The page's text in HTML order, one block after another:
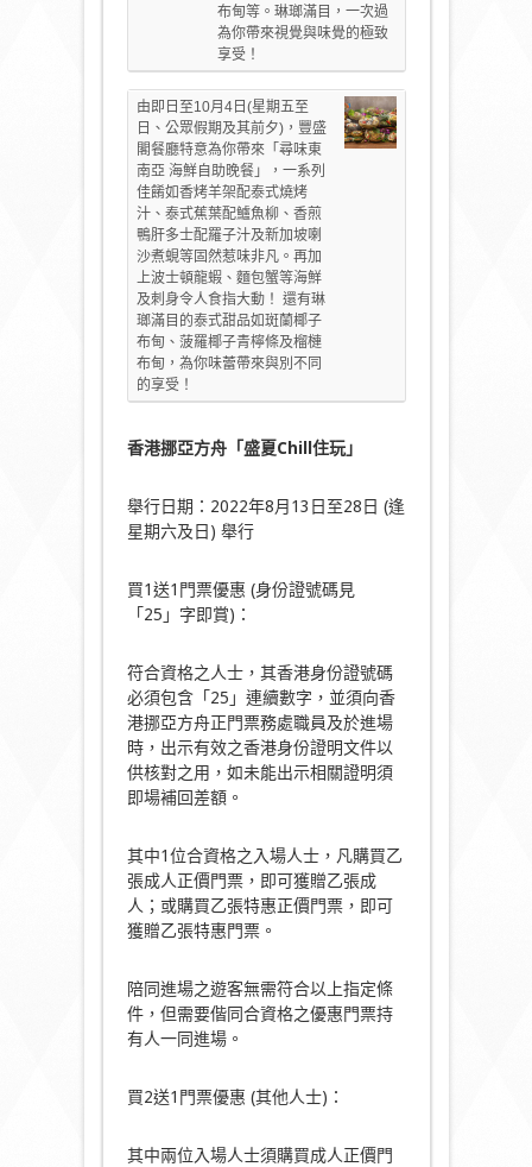
布甸等。琳瑯滿目，一次過
為你帶來視覺與味覺的極致
享受！
由即日至10月4日(星期五至
日、公眾假期及其前夕)，豐盛
閣餐廳特意為你帶來「尋味東
南亞 海鮮自助晚餐」，一系列
佳餚如香烤羊架配泰式燒烤
汁、泰式蕉葉配鱸魚柳、香煎
鴨肝多士配羅子汁及新加坡喇
沙煮蜆等固然惹味非凡。再加
上波士頓龍蝦、麵包蟹等海鮮
及刺身令人食指大動！ 還有琳
瑯滿目的泰式甜品如斑蘭椰子
布甸、菠羅椰子青檸條及榴槤
布甸，為你味蕾帶來與別不同
的享受！
香港挪亞方舟「盛夏Chill住玩」
舉行日期：2022年8月13日至28日 (逢
星期六及日) 舉行
買1送1門票優惠 (身份證號碼見
「25」字即賞)：
符合資格之人士，其香港身份證號碼
必須包含「25」連續數字，並須向香
港挪亞方舟正門票務處職員及於進場
時，出示有效之香港身份證明文件以
供核對之用，如未能出示相關證明須
即場補回差額。
其中1位合資格之入場人士，凡購買乙
張成人正價門票，即可獲贈乙張成
人；或購買乙張特惠正價門票，即可
獲贈乙張特惠門票。
陪同進場之遊客無需符合以上指定條
件，但需要偕同合資格之優惠門票持
有人一同進場。
買2送1門票優惠 (其他人士)：
其中兩位入場人士須購買成人正價門